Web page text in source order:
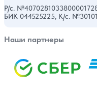
Р/с.
БИК 044525225, К/с.
Наши партнеры